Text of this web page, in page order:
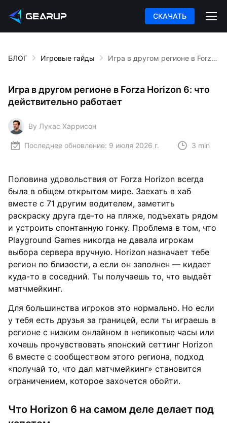
СКАЧАТЬ
БЛОГ Игровые гайды Игра в другом регионе в Forza Horizon 6: что действительно работает
Игра в другом регионе в Forza Horizon 6: что
действительно работает
By Лукас Харрисон
Последнее обновление: 9 июля 2026 г. 3 min
Половина удовольствия от Forza Horizon всегда
была в общем открытом мире. Заехать в хаб
вместе с 71 другим водителем, заметить
раскраску друга где-то на пляже, подъехать рядом
и устроить спонтанную гонку. Проблема в том, что
Playground Games никогда не давала игрокам
выбора сервера вручную. Horizon назначает тебе
регион по близости, а если он заполнен — кидает
куда-то в соседний. Ты получаешь то, что выдаёт
матчмейкинг.
Для большинства игроков это нормально. Но если
у тебя есть друзья за границей, если ты играешь в
регионе с низким онлайном в непиковые часы или
хочешь прочувствовать японский сеттинг Horizon
6 вместе с сообществом этого региона, подход
«получай то, что дал матчмейкинг» становится
ограничением, которое захочется обойти.
Что Horizon 6 на самом деле делает под